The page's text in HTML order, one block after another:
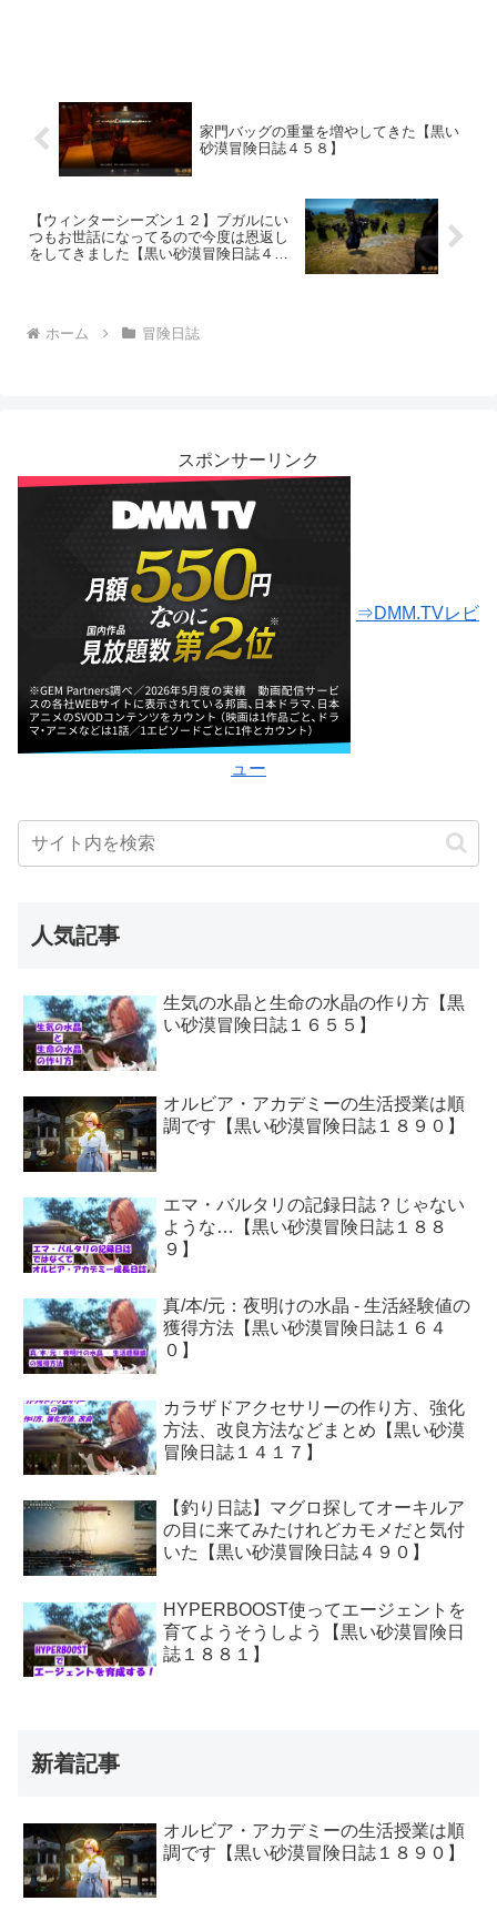
家門バッグの重量を増やしてきた【黒い
砂漠冒険日誌４５８】
【ウィンターシーズン１２】プガルにい
つもお世話になってるので今度は恩返し
をしてきました【黒い砂漠冒険日誌４６
ホーム 冒険日誌
スポンサーリンク
⇒DMM.TVレビ
ュー
人気記事
生気の水晶と生命の水晶の作り方【黒
い砂漠冒険日誌１６５５】
オルビア・アカデミーの生活授業は順
調です【黒い砂漠冒険日誌１８９０】
エマ・バルタリの記録日誌？じゃない
ような…【黒い砂漠冒険日誌１８８
９】
真/本/元：夜明けの水晶 - 生活経験値の
獲得方法【黒い砂漠冒険日誌１６４
０】
カラザドアクセサリーの作り方、強化
方法、改良方法などまとめ【黒い砂漠
冒険日誌１４１７】
【釣り日誌】マグロ探してオーキルア
の目に来てみたけれどカモメだと気付
いた【黒い砂漠冒険日誌４９０】
HYPERBOOST使ってエージェントを
育てようそうしよう【黒い砂漠冒険日
誌１８８１】
新着記事
オルビア・アカデミーの生活授業は順
調です【黒い砂漠冒険日誌１８９０】